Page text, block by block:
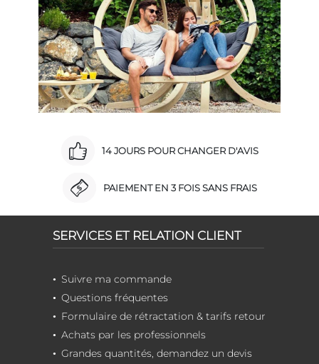
14 JOURS POUR CHANGER D'AVIS
PAIEMENT EN 3 FOIS SANS FRAIS
SERVICES ET RELATION CLIENT
Suivre ma commande
Questions fréquentes
Formulaire de rétractation & tarifs retour
Achats par les professionnels
Grandes quantités, demandez un devis